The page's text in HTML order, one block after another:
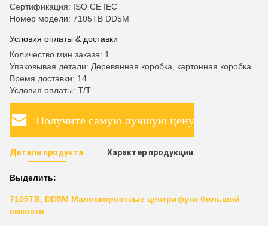
Сертификация: ISO CE IEC
Номер модели: 7105TB DD5M
Условия оплаты & доставки
Количество мин заказа: 1
Упаковывая детали: Деревянная коробка, картонная коробка
Время доставки: 14
Условия оплаты: T/T.
Получите самую лучшую цену
Детали продукта Характер продукции
Выделить:
7105TB, DD5M Малоскоростные центрифуги большой
емкости